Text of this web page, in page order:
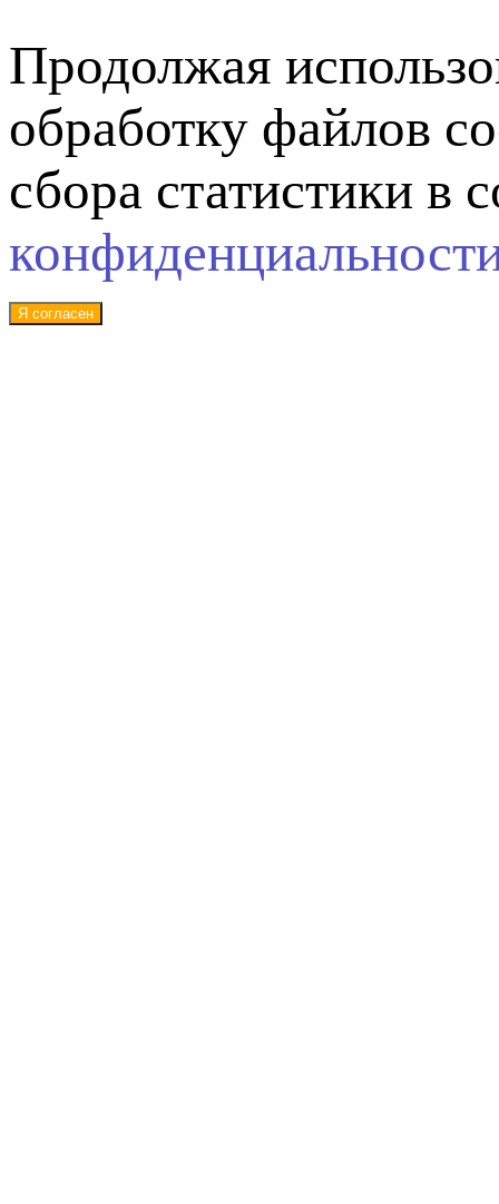
Продолжая
обработку файлов
сбора статистики в
Я согласен